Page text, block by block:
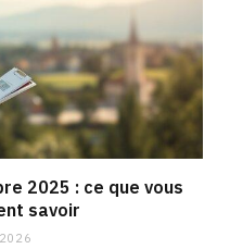
2025 : ce que vous
savoir